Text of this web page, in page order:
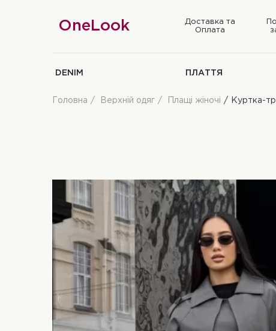
OneLook
Доставка та
Оплата
DENIM ПЛАТТЯ
Головна Верхній одяг Плащі жіночі Куртка-